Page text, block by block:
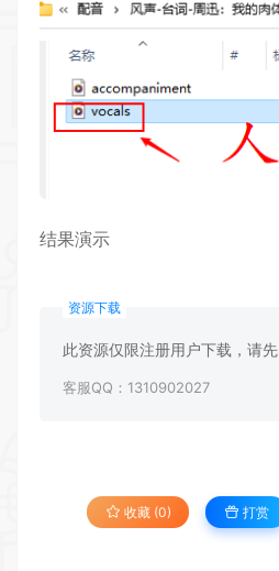
结果演示
资源下载
此资源仅限注册用户下载，请先
客服QQ：1310902027
收藏 (0) 打赏